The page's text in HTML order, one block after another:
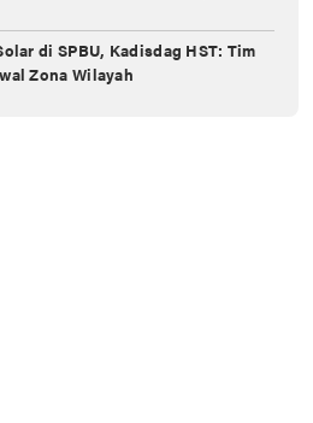
di ‎SPBU, Kadisdag HST: Tim
Zona Wilayah